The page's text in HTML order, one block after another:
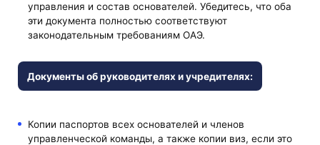
управления и состав основателей. Убедитесь, что оба
эти документа полностью соответствуют
законодательным требованиям ОАЭ.
Документы об руководителях и учредителях:
Копии паспортов всех основателей и членов
управленческой команды, а также копии виз, если это